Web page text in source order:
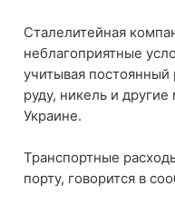
Сталелитейная
неблагоприятные
учитывая
руду, никель и
Украине.
Транспортные
порту, говорится в